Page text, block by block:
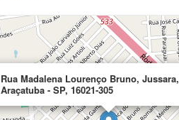
Rua Madalena Lourenço Bruno, Jussara,
Araçatuba - SP, 16021-305